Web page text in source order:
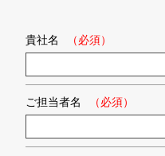
貴社名 （必須）
ご担当者名 （必須）